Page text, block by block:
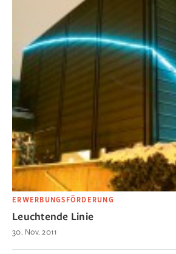
ERWERBUNGSFÖRDERUNG
Leuchtende Linie
30. Nov. 2011